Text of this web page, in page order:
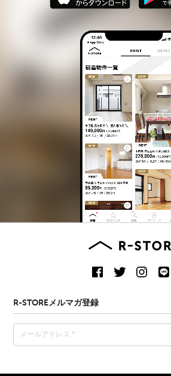
R-STOREメルマガ登録